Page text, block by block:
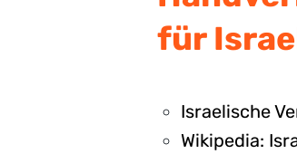
für
Israelische
Wikipedia: